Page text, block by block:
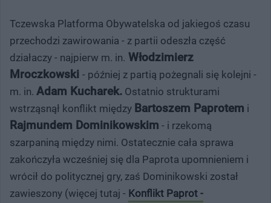
Tczewska Platforma Obywatelska od jakiegoś czasu
przechodzi zawirowania - z partii odeszła część
działaczy - najpierw m. in. Włodzimierz
Mroczkowski - później z partią pożegnali się kolejni -
m. in. Adam Kucharek. Ostatnio strukturami
wstrząsnął konflikt między Bartoszem Paprotem i
Rajmundem Dominikowskim - i rzekomą
szarpaniną między nimi. Ostatecznie cała sprawa
zakończyła wcześniej się dla Paprota upomnieniem i
wrócił do politycznej gry, zaś Dominikowski został
zawieszony (więcej tutaj - Konflikt Paprot -